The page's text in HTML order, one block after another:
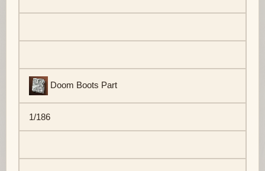
Doom Boots Part
1/186